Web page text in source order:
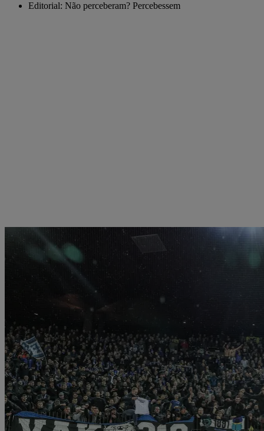
Editorial: Não perceberam? Percebessem